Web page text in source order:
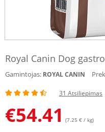
Royal Canin Dog
Gamintojas: ROYAL CANIN
31 Atsiliepimas
€54.41 (7.25 € / kg)